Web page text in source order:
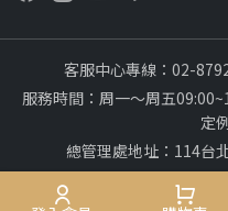
客服中心專線：02-
服務時間：周一～周五
定
總管理處地址：114台
本網站建議採用